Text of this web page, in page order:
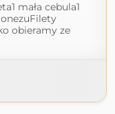
mała cebula1
obieramy ze